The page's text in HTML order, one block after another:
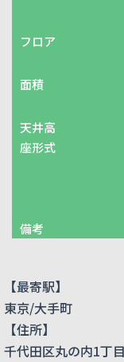
フロア
面積
天井高
座形式
備考
【最寄駅】
東京/大手町
【住所】
千代田区丸の内1丁